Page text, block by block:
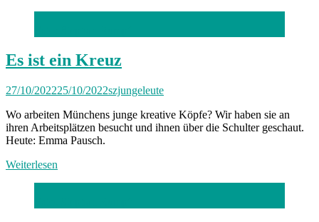
Es ist ein Kreuz
27/10/202225/10/2022szjungeleute
Wo arbeiten Münchens junge kreative Köpfe? Wir haben sie an
ihren Arbeitsplätzen besucht und ihnen über die Schulter geschaut.
Heute: Emma Pausch.
Weiterlesen